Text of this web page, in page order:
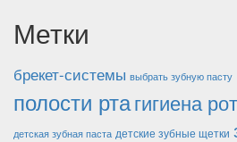
Метки
брекет-системы выбрать зубную пасту
полости ртагигиена
детская зубная паста детские зубные щетки